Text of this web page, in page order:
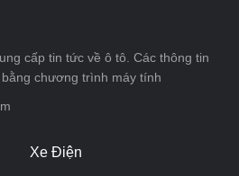
cấp tin tức về ô tô. Các thông tin
chương trình máy tính
Xe Điện